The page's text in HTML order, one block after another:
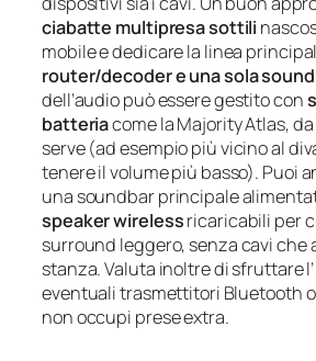
ciabatte multipresa sottili
mobile e dedicare la linea
router/decoder e una sola
dell’audio può essere gestito con
batteriacome la Majority Atlas,
serve (ad esempio più vicino al
tenere il volume più basso). Puoi
una soundbar principale
speaker wirelessricaricabili per
surround leggero, senza cavi che
stanza. Valuta inoltre di sfruttare l’
eventuali trasmettitori Bluetooth
non occupi prese extra.